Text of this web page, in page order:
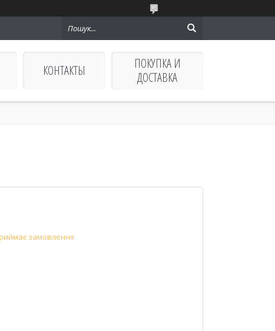
КОНТАКТЫ
ПОКУПКА И
ДОСТАВКА
замовлення